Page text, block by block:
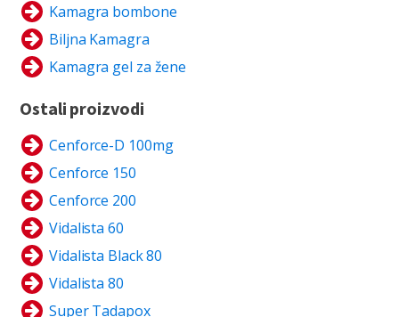
Kamagra bombone
Biljna Kamagra
Kamagra gel za žene
Ostali proizvodi
Cenforce-D 100mg
Cenforce 150
Cenforce 200
Vidalista 60
Vidalista Black 80
Vidalista 80
Super Tadapox